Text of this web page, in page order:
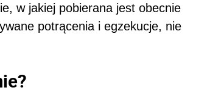
w jakiej pobierana jest obecnie
potrącenia i egzekucje, nie